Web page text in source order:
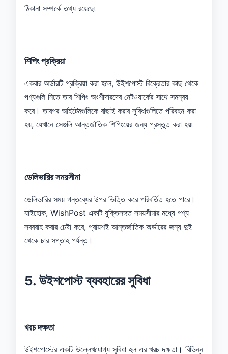
ঠিকানা সম্পর্কে তথ্য রয়েছে৷
শিপিং প্রক্রিয়া
একবার অর্ডারটি প্রক্রিয়া করা হলে, উইশপোস্ট বিক্রেতার কাছ থেকে
পণ্যগুলি নিতে তার শিপিং অংশীদারদের নেটওয়ার্কের সাথে সমন্বয়
করে। তারপর আইটেমগুলিকে বাছাই করার সুবিধাগুলিতে পরিবহন করা
হয়, যেখানে সেগুলি আন্তর্জাতিক শিপিংয়ের জন্য প্রস্তুত করা হয়৷
ডেলিভারির সময়সীমা
ডেলিভারির সময় গন্তব্যের উপর ভিত্তি করে পরিবর্তিত হতে পারে।
যাইহোক, WishPost একটি যুক্তিসঙ্গত সময়সীমার মধ্যে পণ্য
সরবরাহ করার চেষ্টা করে, প্রায়শই আন্তর্জাতিক অর্ডারের জন্য দুই
থেকে চার সপ্তাহ পর্যন্ত।
5. উইশপোস্ট ব্যবহারের সুবিধা
খরচ দক্ষতা
উইশপোস্টের একটি উল্লেখযোগ্য সুবিধা হল এর খরচ দক্ষতা। বিভিন্ন